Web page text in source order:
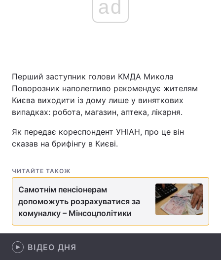
Україна Політика
Спорт Наука
Техно і зв'язок
Зброя
Здоров'я
Цікавинки Погода
ad
Перший заступник голови КМДА Микола
Поворозник наполегливо рекомендує жителям
Києва виходити із дому лише у виняткових
випадках: робота, магазин, аптека, лікарня.
Як передає кореспондент УНІАН, про це він
сказав на брифінгу в Києві.
ЧИТАЙТЕ ТАКОЖ
Самотнім пенсіонерам
допоможуть розрахуватися за
комуналку – Мінсоцполітики
ВІДЕО ДНЯ